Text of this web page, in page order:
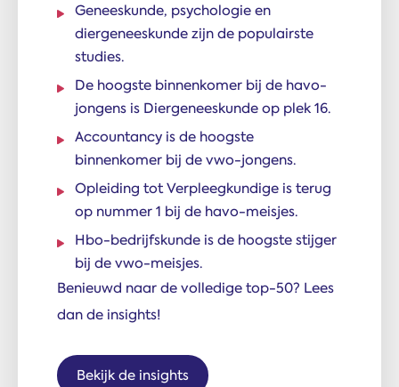
Geneeskunde, psychologie en
diergeneeskunde zijn de populairste
studies.
De hoogste binnenkomer bij de havo-
jongens is Diergeneeskunde op plek 16.
Accountancy is de hoogste
binnenkomer bij de vwo-jongens.
Opleiding tot Verpleegkundige is terug
op nummer 1 bij de havo-meisjes.
Hbo-bedrijfskunde is de hoogste stijger
bij de vwo-meisjes.
Benieuwd naar de volledige top-50? Lees
dan de insights!
Bekijk de insights